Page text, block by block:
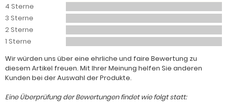
4 Sterne
3 Sterne
2 Sterne
1 Sterne
Wir würden uns über eine ehrliche und faire Bewertung zu
diesem Artikel freuen. Mit Ihrer Meinung helfen Sie anderen
Kunden bei der Auswahl der Produkte.
Eine Überprüfung der Bewertungen findet wie folgt statt: